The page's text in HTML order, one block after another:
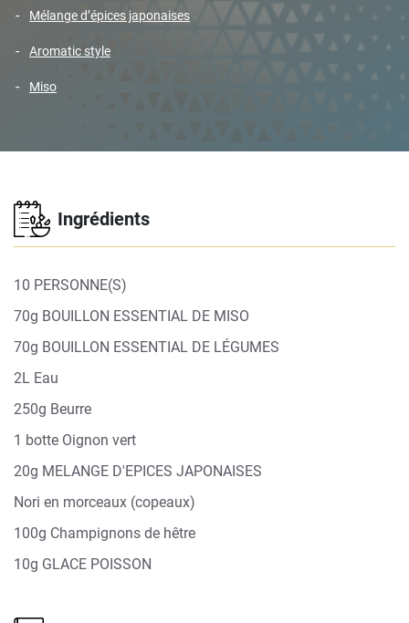
mélange d’épices japonaises
aromatic style
miso
Ingrédients
10 PERSONNE(S)
70g BOUILLON ESSENTIAL DE MISO
70g BOUILLON ESSENTIAL DE LÉGUMES
2L Eau
250g Beurre
1 botte Oignon vert
20g MELANGE D'EPICES JAPONAISES
Nori en morceaux (copeaux)
100g Champignons de hêtre
10g GLACE POISSON